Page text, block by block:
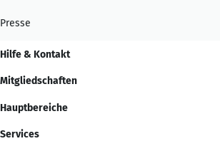
Presse
Hilfe & Kontakt
Mitgliedschaften
Hauptbereiche
Services